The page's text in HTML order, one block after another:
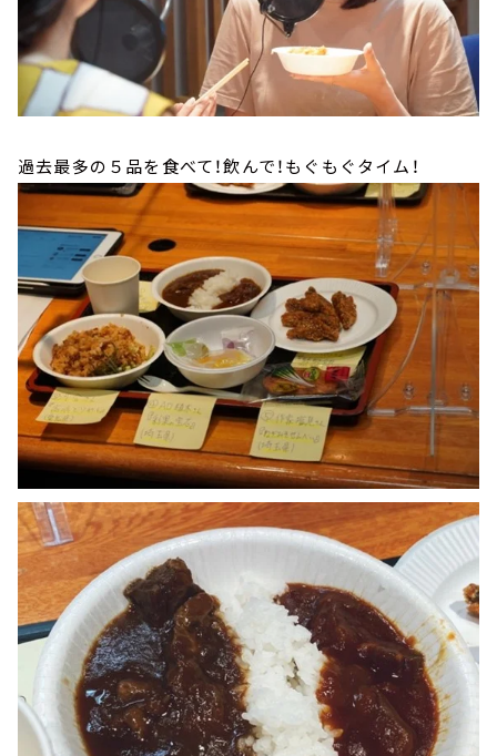
過去最多の５品を食べて！飲んで！もぐもぐタイム！